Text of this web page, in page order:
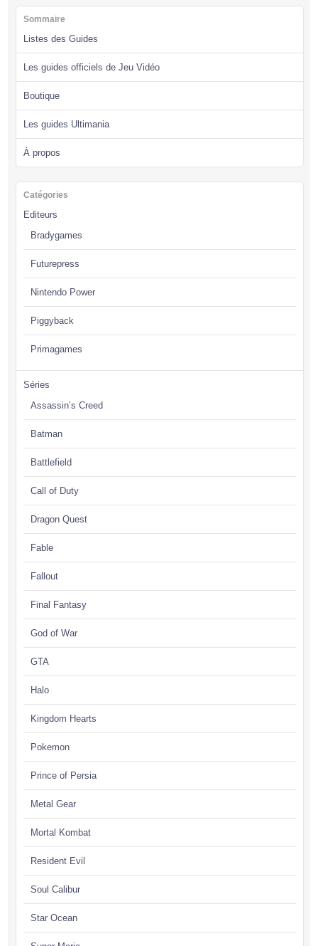
Sommaire
Listes des Guides
Les guides officiels de Jeu Vidéo
Boutique
Les guides Ultimania
À propos
Catégories
Editeurs
Bradygames
Futurepress
Nintendo Power
Piggyback
Primagames
Séries
Assassin’s Creed
Batman
Battlefield
Call of Duty
Dragon Quest
Fable
Fallout
Final Fantasy
God of War
GTA
Halo
Kingdom Hearts
Pokemon
Prince of Persia
Metal Gear
Mortal Kombat
Resident Evil
Soul Calibur
Star Ocean